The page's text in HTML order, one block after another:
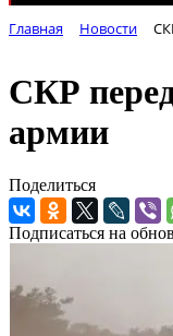
Главная Новости
СКР
армии
Поделиться
Подписаться на